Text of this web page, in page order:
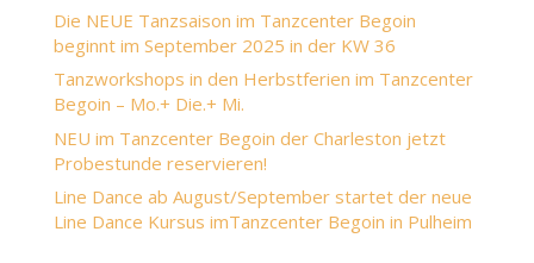
Die NEUE Tanzsaison im Tanzcenter Begoin
beginnt im September 2025 in der KW 36
Tanzworkshops in den Herbstferien im Tanzcenter
Begoin – Mo.+ Die.+ Mi.
NEU im Tanzcenter Begoin der Charleston jetzt
Probestunde reservieren!
Line Dance ab August/September startet der neue
Line Dance Kursus imTanzcenter Begoin in Pulheim